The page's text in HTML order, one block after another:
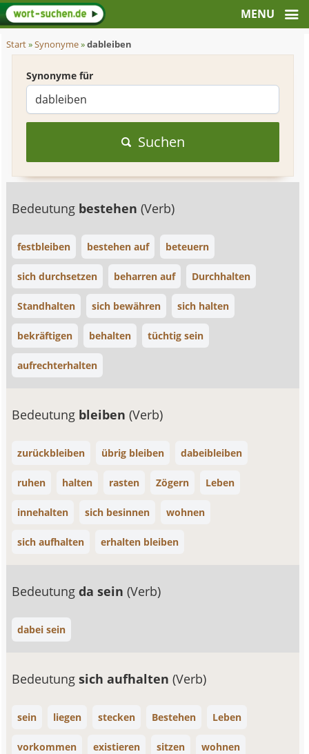
Start»Synonyme»dableiben
Synonyme für
Suchen
Bedeutung bestehen(Verb)
festbleiben bestehen auf beteuern
sich durchsetzen beharren auf Durchhalten
Standhalten sich bewähren sich halten
bekräftigen behalten tüchtig sein
aufrechterhalten
Bedeutung bleiben(Verb)
zurückbleiben übrig bleiben dabeibleiben
ruhen halten rasten Zögern Leben
innehalten sich besinnen wohnen
sich aufhalten erhalten bleiben
Bedeutungda sein(Verb)
dabei sein
Bedeutungsich aufhalten(Verb)
sein liegen stecken Bestehen Leben
vorkommen existieren sitzen wohnen